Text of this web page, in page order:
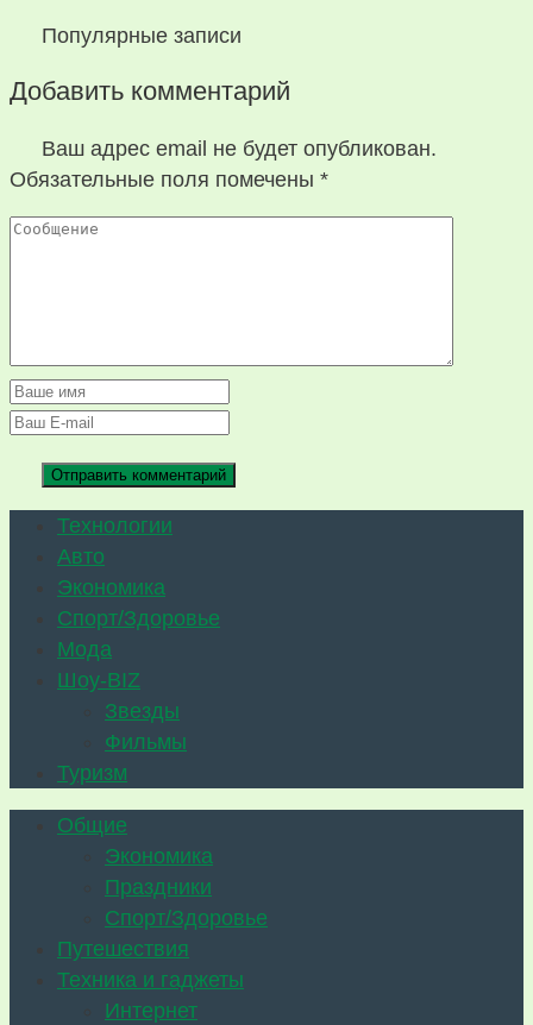
Популярные записи
Добавить комментарий
Ваш адрес email не будет опубликован.
Обязательные поля помечены *
Технологии
Авто
Экономика
Спорт/Здоровье
Мода
Шоу-BIZ
Звезды
Фильмы
Туризм
Общие
Экономика
Праздники
Спорт/Здоровье
Путешествия
Техника и гаджеты
Интернет